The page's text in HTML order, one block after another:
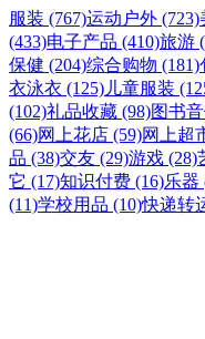
服装 (767)运动户外 (723)
(433)电子产品 (410)旅游
保健 (204)综合购物 (181)
衣泳衣 (125) 儿童服装
(102)礼品收藏 (98)图书
(66)网上花店 (59)网上超
品 (38)交友 (29)游戏 (28)
它 (17)知识付费 (16)乐器
(11)学校用品 (10)快递转